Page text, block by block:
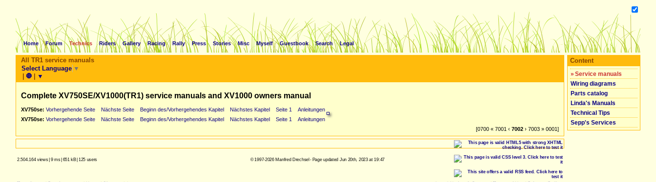
Home Forum Technics Riders Gallery Racing Rally Press Stories Misc Myself Guestbook Search Legal
All TR1 service manuals
Select Language ▼
| 🛑 | ▼
Complete XV750SE/XV1000(TR1) service manuals and XV1000 owners manual
XV750se: Vorhergehende Seite Nächste Seite Beginn des/Vorhergehendes Kapitel Nächstes Kapitel Seite 1
Anleitungen
XV750se: Vorhergehende Seite Nächste Seite Beginn des/Vorhergehendes Kapitel Nächstes Kapitel Seite 1
Anleitungen
[0700 « 7001 ‹ 7002 › 7003 » 0001]
Content
» Service manuals
Wiring diagrams
Parts catalog
Linda's Manuals
Technical Tips
Sepp's Services
2.504.164 views| 9 ms| 651 kB| 125 users © 1997-2026 Manfred Drechsel - Page updated Jun 20th, 2023 at 19:47